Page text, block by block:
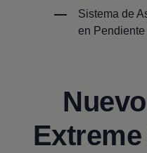
Sistema de
en